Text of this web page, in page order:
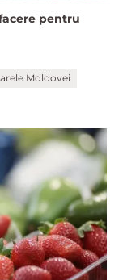
pentru
Moldovei